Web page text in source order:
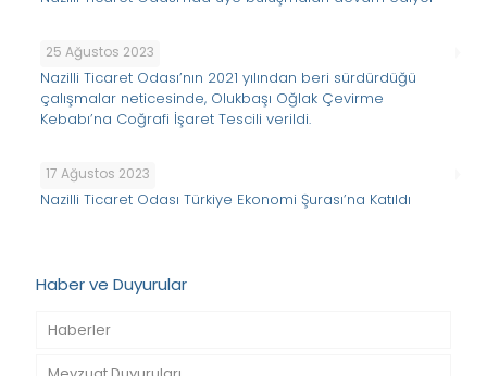
25 Ağustos 2023
Nazilli Ticaret Odası’nın 2021 yılından beri sürdürdüğü
çalışmalar neticesinde, Olukbaşı Oğlak Çevirme
Kebabı’na Coğrafi İşaret Tescili verildi.
17 Ağustos 2023
Nazilli Ticaret Odası Türkiye Ekonomi Şurası’na Katıldı
Haber ve Duyurular
Haberler